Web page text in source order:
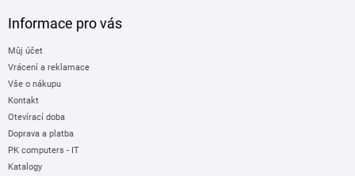
Informace pro vás
Můj účet
Vrácení a reklamace
Vše o nákupu
Kontakt
Otevírací doba
Doprava a platba
PK computers - IT
Katalogy